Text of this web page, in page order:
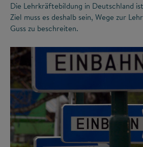
Die Lehrkräftebildung in Deutschland
Ziel muss es deshalb sein, Wege zur
Guss zu beschreiten.